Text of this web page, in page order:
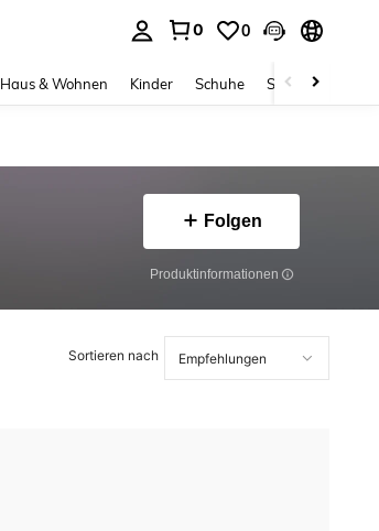
0 0
Haus & Wohnen Kinder Schuhe Schmuck &
Folgen
Produktinformationen
Sortieren nach